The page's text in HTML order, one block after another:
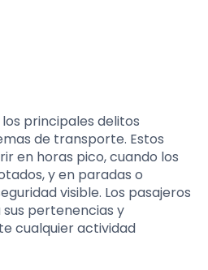
principales delitos
de transporte. Estos
en horas pico, cuando los
y en paradas o
visible. Los pasajeros
pertenencias y
cualquier actividad